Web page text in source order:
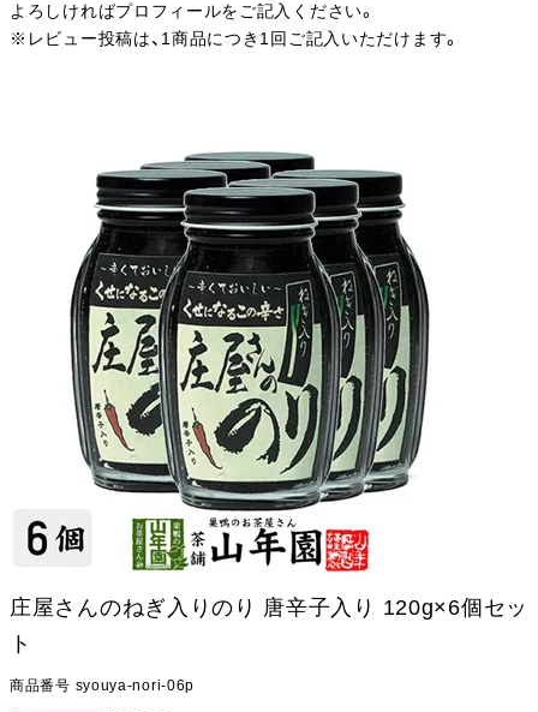
よろしければプロフィールをご記入ください。
※レビュー投稿は、1商品につき1回ご記入いただけます。
庄屋さんのねぎ入りのり 唐辛子入り 120g×6個セッ
ト
商品番号 syouya-nori-06p